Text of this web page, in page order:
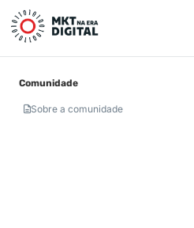
Comunidade
Sobre a comunidade